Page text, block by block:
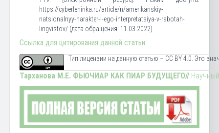
https://cyberleninka.ru/article/n/amerikanskiy-
natsionalnyy-harakter-i-ego-interpretatsiya-v-rabotah-
lingvistov/ (дата обращения: 11.03.2022).
Ссылка для цитирования данной статьи
Тип лицензии на данную статью – CC BY 4.0. Это
Тарханова М.Е. ФЬЮЧИАР КАК ПИАР БУДУЩЕГО//